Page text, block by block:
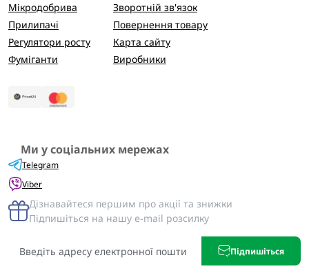
Мікродобрива
Прилипачі
Регулятори росту
Фуміганти
Зворотній зв'язок
Повернення товару
Карта сайту
Виробники
Ми у соціальних мережах
Telegram
Viber
Дізнавайтеся першим про акції та знижки
Підпишіться на нашу e-mail розсилку
Підпишіться